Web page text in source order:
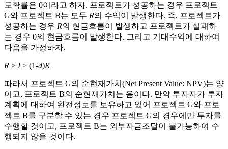
도확률은 0이라고 하자. 프로젝트가 성공하는 경우 프로젝트
G와 프로젝트 B는 모두 R의 수익이 발생한다. 즉, 프로젝트가
성공하는 경우 R의 현금흐름이 발생하고 프로젝트가 실패하
는 경우 0의 현금흐름이 발생한다. 그리고 기대수익에 대하여
다음을 가정하자.
R > I> (1-d)R
따라서 프로젝트 G의 순현재가치(Net Present Value: NPV)는 양
이고, 프로젝트 B의 순현재가치는 음이다. 만약 투자자가 투자
계획에 대하여 완전정보를 보유하고 있어 프로젝트 G와 프로
젝트 B를 구분할 수 있는 경우 프로젝트 G의 경우에만 투자를
수행할 것이고, 프로젝트 B는 외부자금조달이 불가능하여 수
행되지 않을 것이다.